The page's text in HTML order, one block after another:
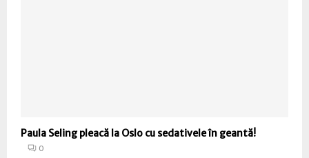
Paula Seling pleacă la Oslo cu sedativele în geantă!
0